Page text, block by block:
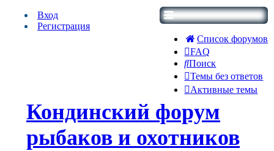
Список форумов
FAQ
Поиск
Темы без ответов
Активные темы
Вход
Регистрация
Кондинский форум
рыбаков и охотников